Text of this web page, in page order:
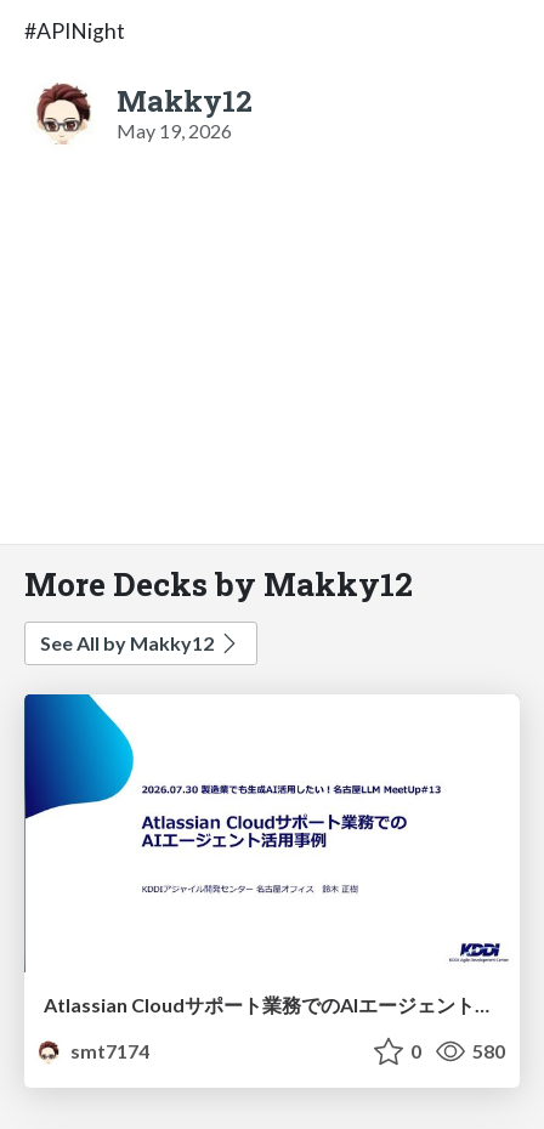
#APINight
Makky12
May 19, 2026
More Decks by Makky12
See All by Makky12
Atlassian Cloudサポート業務でのAIエージェント活用事例
smt7174
0 580